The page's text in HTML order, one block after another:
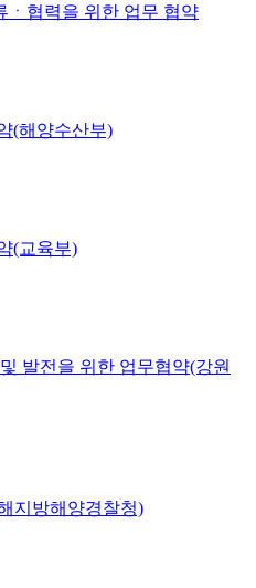
ㆍ협력을 위한 업무 협약
(해양수산부)
(교육부)
발전을 위한 업무협약(강원
지방해양경찰청)